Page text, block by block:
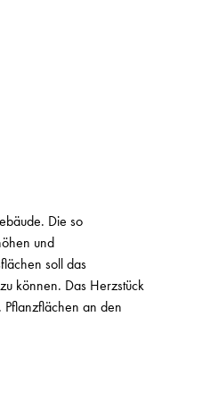
Die so
und
soll das
können. Das Herzstück
an den